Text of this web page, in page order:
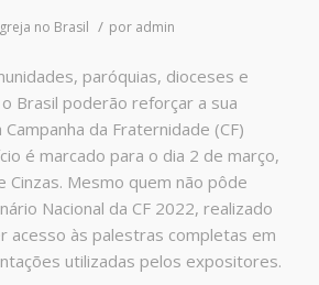
no Brasil / por admin
paróquias, dioceses e
Brasil poderão reforçar a sua
da Fraternidade (CF)
é marcado para o dia 2 de março,
Cinzas. Mesmo quem não pôde
Nacional da CF 2022, realizado
acesso às palestras completas em
utilizadas pelos expositores.